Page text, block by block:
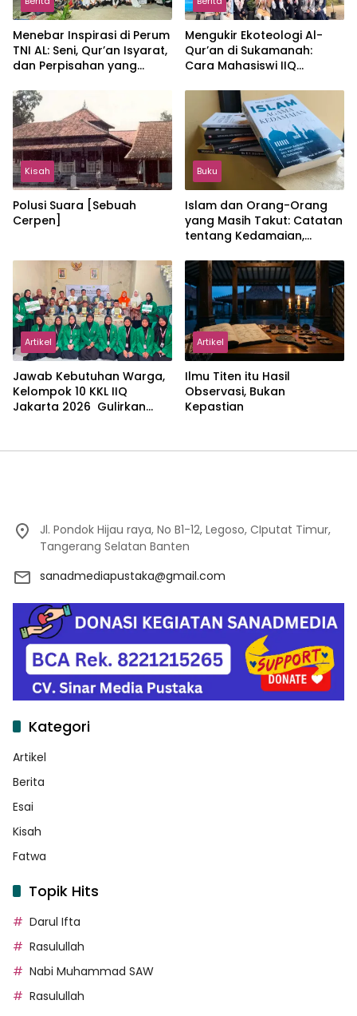
Menebar Inspirasi di Perum
TNI AL: Seni, Qur’an Isyarat,
dan Perpisahan yang
Mengukir Ekoteologi Al-
Qur’an di Sukamanah:
Cara Mahasiswi IIQ
Jonggol
Kisah
Polusi Suara [Sebuah
Cerpen]
Buku
Islam dan Orang-Orang
yang Masih Takut: Catatan
tentang Kedamaian,
dalam Pemikiran Masykuri
Abdillah
Artikel
Jawab Kebutuhan Warga,
Kelompok 10 KKL IIQ
Jakarta 2026 Gulirkan
Artikel
Ilmu Titen itu Hasil
Observasi, Bukan
Kepastian
Jl. Pondok Hijau raya, No B1-12, Legoso, CIputat Timur,
Tangerang Selatan Banten
sanadmediapustaka@gmail.com
Kategori
Artikel
Berita
Esai
Kisah
Fatwa
Topik Hits
Darul Ifta
Rasulullah
Nabi Muhammad SAW
Rasulullah